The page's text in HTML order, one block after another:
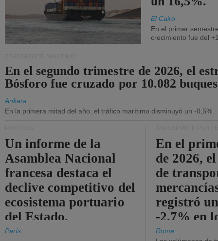
El Cairo
En el primer
crecimiento fue del
En el segundo trimestre de 2026, el
Bósforo fue cruzado por 10.082
Ankara
En la primera mitad del año, el tráfico marítimo disminuyó un -0,5%.
Un informe de la
Asamblea Nacional
francesa destaca el
declive competitivo del
ecosistema portuario
del Estado.
París
En el
de 2026,
de
registró
-2,7% en
Roma